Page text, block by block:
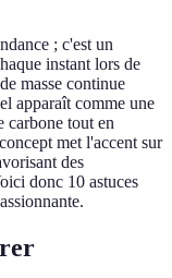
; c'est un
instant lors de
masse continue
apparaît comme une
carbone tout en
met l'accent sur
des
donc 10 astuces